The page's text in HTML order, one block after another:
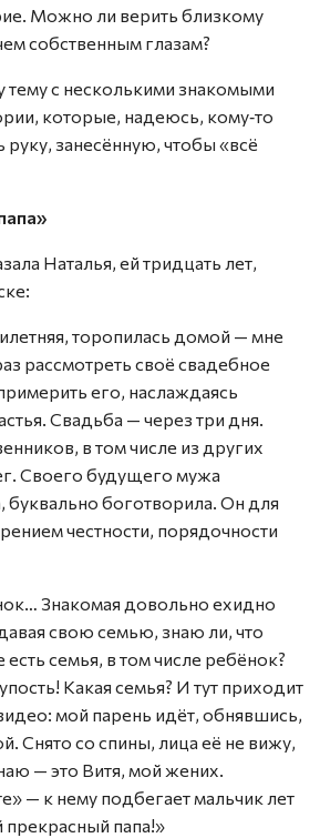
Можно ли верить близкому
собственным глазам?
тему с несколькими знакомыми
которые, надеюсь, кому‑то
руку, занесённую, чтобы «всё
Наталья, ей тридцать лет,
торопилась домой — мне
рассмотреть своё свадебное
его, наслаждаясь
Свадьба — через три дня.
в том числе из других
Своего будущего мужа
буквально боготворила. Он для
честности, порядочности
Знакомая довольно ехидно
свою семью, знаю ли, что
семья, в том числе ребёнок?
Какая семья? И тут приходит
мой парень идёт, обнявшись,
Снято со спины, лица её не вижу,
— это Витя, мой жених.
— к нему подбегает мальчик лет
прекрасный папа!»